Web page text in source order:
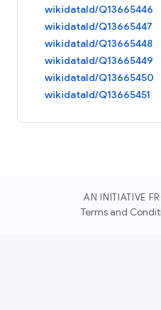
wikidataId/Q13665446
wikidataId/Q13665447
wikidataId/Q13665448
wikidataId/Q13665449
wikidataId/Q13665450
wikidataId/Q13665451
AN INITIATIVE
Terms and